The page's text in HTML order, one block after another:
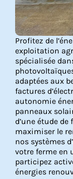
Profitez de
exploitation
spécialisée
adaptées aux
factures
autonomie
panneaux
d’une étude
maximiser le
nos systèmes
votre ferme en
participez
énergies